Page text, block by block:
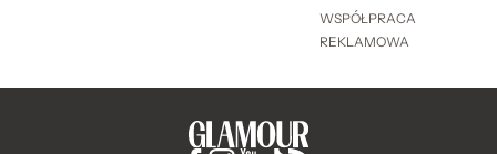
WSPÓŁPRACA
REKLAMOWA